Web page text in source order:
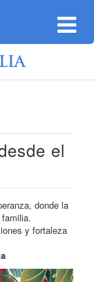
el
donde la
y fortaleza